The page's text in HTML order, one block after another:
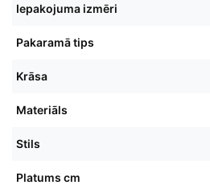
Iepakojuma izmēri
Pakaramā tips
Krāsa
Materiāls
Stils
Platums cm